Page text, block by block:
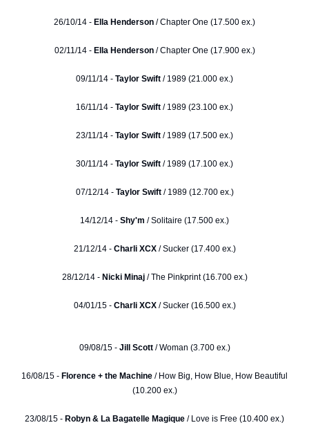
26/10/14 - Ella Henderson / Chapter One (17.500 ex.)
02/11/14 - Ella Henderson/ Chapter One (17.900 ex.)
09/11/14 - Taylor Swift / 1989 (21.000 ex.)
16/11/14 - Taylor Swift / 1989 (23.100 ex.)
23/11/14 - Taylor Swift / 1989 (17.500 ex.)
30/11/14 - Taylor Swift / 1989 (17.100 ex.)
07/12/14 - Taylor Swift/ 1989 (12.700 ex.)
14/12/14 - Shy'm / Solitaire (17.500 ex.)
21/12/14 - Charli XCX/ Sucker (17.400 ex.)
28/12/14 -Nicki Minaj/ The Pinkprint (16.700 ex.)
04/01/15 - Charli XCX/ Sucker (16.500 ex.)
09/08/15 - Jill Scott / Woman (3.700 ex.)
16/08/15 - Florence + the Machine / How Big, How Blue, How Beautiful
(10.200 ex.)
23/08/15 - Robyn & La Bagatelle Magique / Love is Free (10.400 ex.)